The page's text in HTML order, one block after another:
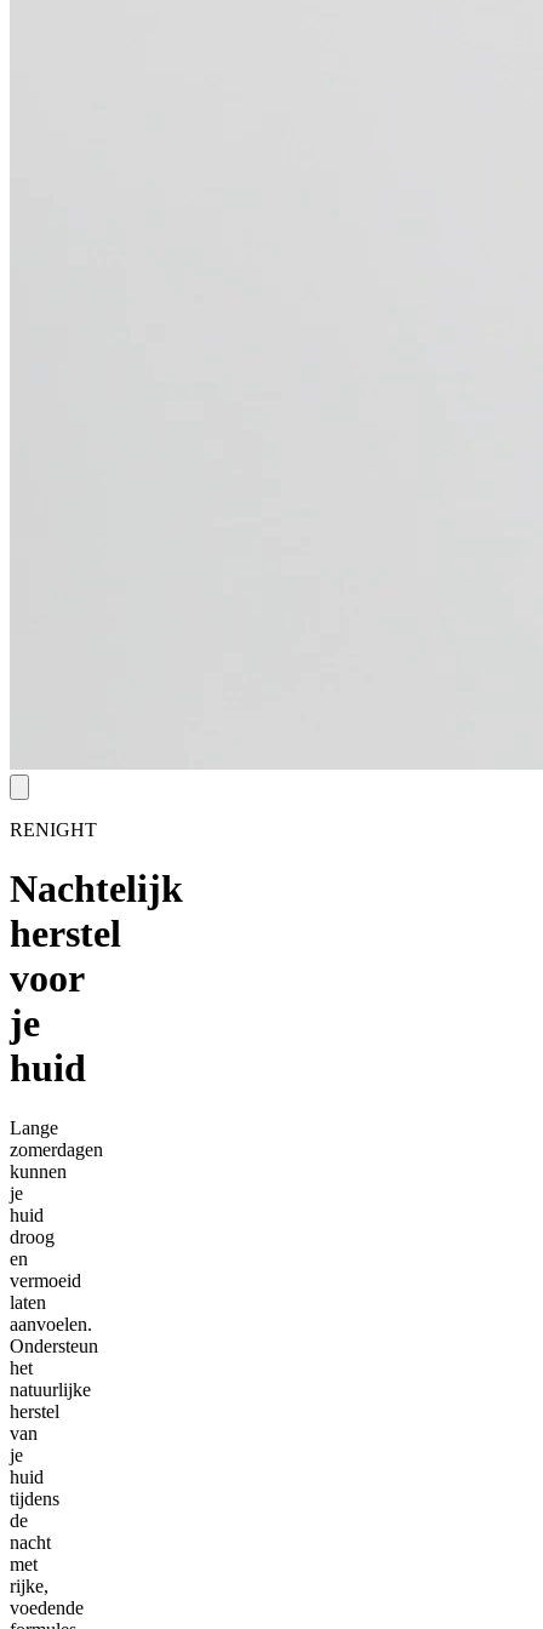
RENIGHT
Nachtelijk
herstel
voor
je
huid
Lange
zomerdagen
kunnen
je
huid
droog
en
vermoeid
laten
aanvoelen.
Ondersteun
het
natuurlijke
herstel
van
je
huid
tijdens
de
nacht
met
rijke,
voedende